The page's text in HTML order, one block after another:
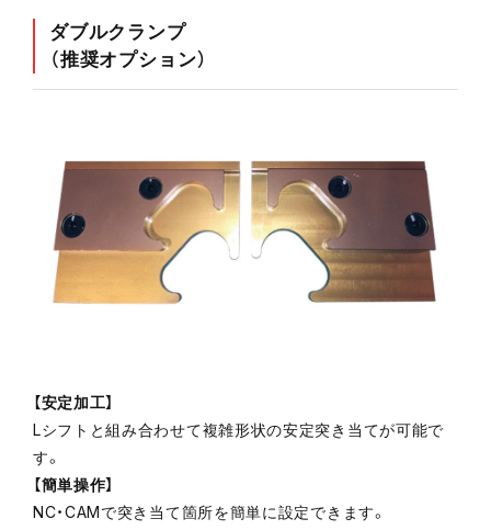
ダブルクランプ
（推奨オプション）
【安定加工】
Lシフトと組み合わせて複雑形状の安定突き当てが可能で
す。
【簡単操作】
NC・CAMで突き当て箇所を簡単に設定できます。